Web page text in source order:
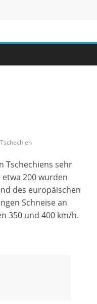
Tschechien
Tschechiens sehr
200 wurden
des europäischen
Schneise an
350 und 400 km/h.